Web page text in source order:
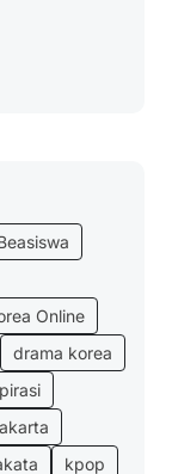
Online
drama korea
kpop